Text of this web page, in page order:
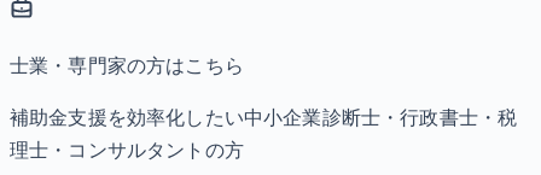
士業・専門家の方はこちら
補助金支援を効率化したい中小企業診断士・行政書士・税
理士・コンサルタントの方